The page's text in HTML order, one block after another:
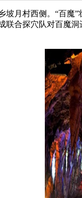
村西侧。“百魔”
联合探穴队对百魔